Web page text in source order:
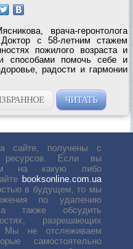
врача-геронтолога
с 58-летним стажем
пожилого возраста и
способами помочь себе и
радости и гармонии
ЧИТАТЬ
сайте, получены с
ресурсов. Если вы
на какую либо
booksonline.com.ua
в будущем, то мы
по удалению
а также обсудить
разрешающих
Мы не отслеживаем
самостоятельно